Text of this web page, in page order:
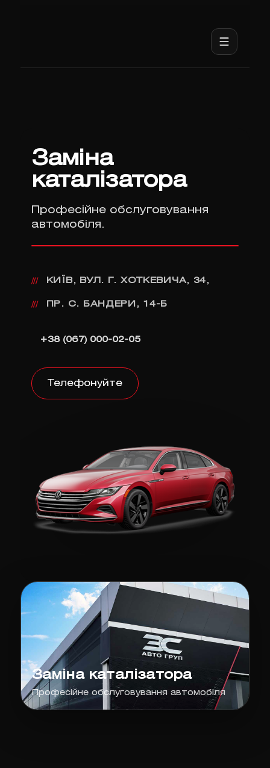
Заміна
каталізатора
Професійне обслуговування
автомобіля.
/// КИЇВ, ВУЛ. Г. ХОТКЕВИЧА, 34,
/// ПР. С. БАНДЕРИ, 14-Б
+38 (067) 000-02-05
Телефонуйте
Заміна каталізатора
Професійне обслуговування автомобіля